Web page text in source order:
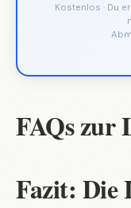
Kostenlos · Du
FAQs zur
Fazit: Die